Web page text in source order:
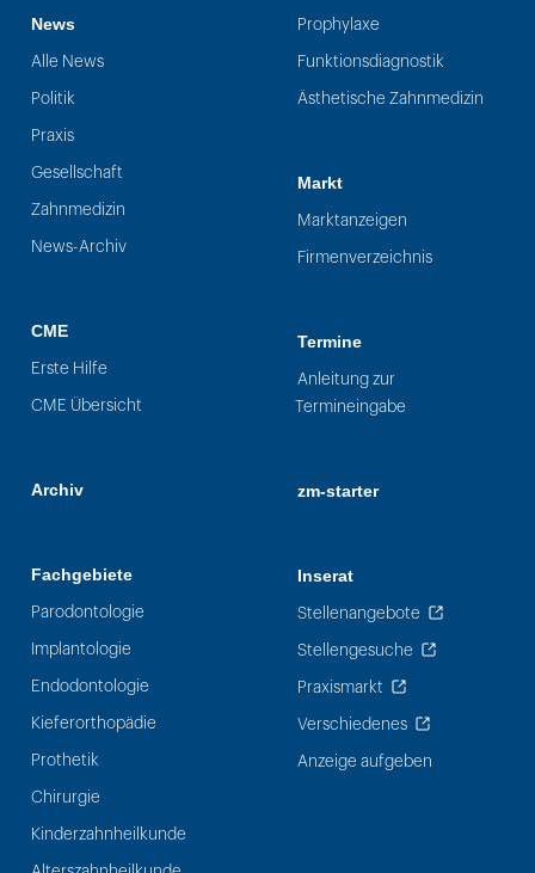
News
Alle News
Politik
Praxis
Gesellschaft
Zahnmedizin
News-Archiv
CME
Erste Hilfe
CME Übersicht
Archiv
Fachgebiete
Parodontologie
Implantologie
Endodontologie
Kieferorthopädie
Prothetik
Chirurgie
Kinderzahnheilkunde
Prophylaxe
Funktionsdiagnostik
Ästhetische Zahnmedizin
Markt
Marktanzeigen
Firmenverzeichnis
Termine
Anleitung zur
Termineingabe
zm-starter
Inserat
Stellenangebote
Stellengesuche
Praxismarkt
Verschiedenes
Anzeige aufgeben